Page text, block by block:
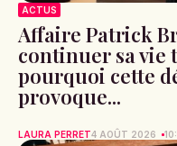
ACTUS
Affaire Patrick
continuer sa
pourquoi cette
provoque...
LAURA PERRET4 AOÛT 2026